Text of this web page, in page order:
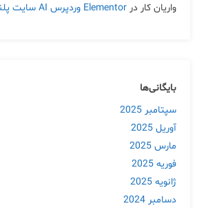
واریان کار در Elementor وردپرس AI سایت پلنر را منتشر کرد.
بایگانی‌ها
سپتامبر 2025
آوریل 2025
مارس 2025
فوریه 2025
ژانویه 2025
دسامبر 2024